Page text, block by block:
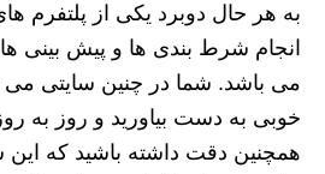
به هر حال دوبرد یکی از پلتفرم
انجام شرط بندی ها و پیش بینی
می باشد. شما در چنین سایتی می
خوبی به دست بیاورید و روز به
همچنین دقت داشته باشید که